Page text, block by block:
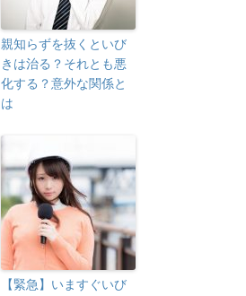
親知らずを抜くといび
きは治る？それとも悪
化する？意外な関係と
は
【緊急】いますぐいび